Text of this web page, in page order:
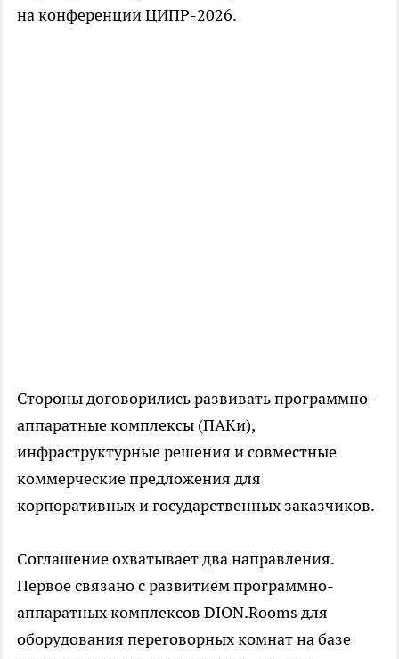
на конференции ЦИПР-2026.
Стороны договорились развивать программно-
аппаратные комплексы (ПАКи),
инфраструктурные решения и совместные
коммерческие предложения для
корпоративных и государственных заказчиков.
Соглашение охватывает два направления.
Первое связано с развитием программно-
аппаратных комплексов DION.Rooms для
оборудования переговорных комнат на базе